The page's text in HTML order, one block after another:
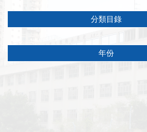
分類目錄
年份